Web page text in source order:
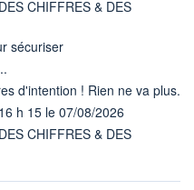
CHIFFRES & DES
sécuriser
d'intention ! Rien ne va plus.
h 15 le 07/08/2026
CHIFFRES & DES